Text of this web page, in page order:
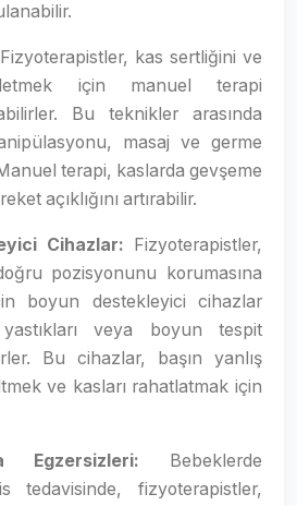
Fizyoterapistler, kas sertliğini ve
için manuel terapi
Bu teknikler arasında
masaj ve germe
terapi, kaslarda gevşeme
açıklığını artırabilir.
Cihazlar: Fizyoterapistler,
pozisyonunu korumasına
boyun destekleyici cihazlar
veya boyun tespit
Bu cihazlar, başın yanlış
ve kasları rahatlatmak için
Egzersizleri: Bebeklerde
tedavisinde, fizyoterapistler,